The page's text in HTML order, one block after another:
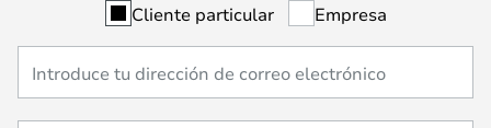
Cliente particular Empresa